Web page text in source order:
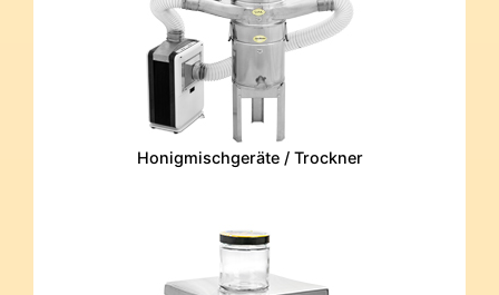
Honigmischgeräte / Trockner